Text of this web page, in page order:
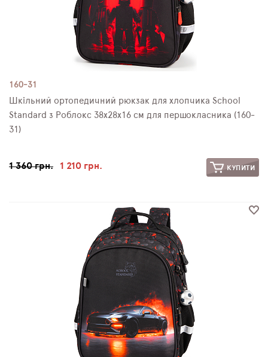
160-31
Шкільний ортопедичний рюкзак для хлопчика School
Standard з Роблокс 38х28х16 см для першокласника (160-
31)
1 360 грн. 1 210 грн. КУПИТИ